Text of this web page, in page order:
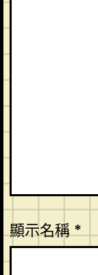
顯示名稱*